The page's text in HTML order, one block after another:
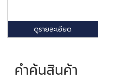
ดูรายละเอียด
คำค้นสินค้า